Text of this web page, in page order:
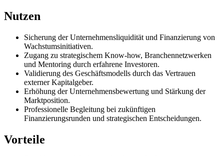
Nutzen
Sicherung der Unternehmensliquidität und Finanzierung von
Wachstumsinitiativen.
Zugang zu strategischem Know-how, Branchennetzwerken
und Mentoring durch erfahrene Investoren.
Validierung des Geschäftsmodells durch das Vertrauen
externer Kapitalgeber.
Erhöhung der Unternehmensbewertung und Stärkung der
Marktposition.
Professionelle Begleitung bei zukünftigen
Finanzierungsrunden und strategischen Entscheidungen.
Vorteile